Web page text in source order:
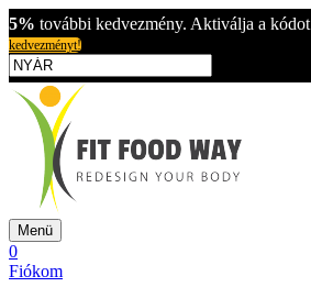
5% további kedvezmény. Aktiválja a kódot
kedvezményt!
Menü
0
Fiókom